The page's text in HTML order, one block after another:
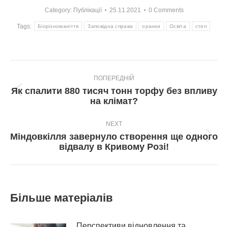
Category: Публікації 25.11.2021 0 Comments
Tags: Біорізноманіття Заповідна справа оранки Освіта степ
navigation
ПОПЕРЕДНІЙ
Попередній
пост:
Як спалити 880 тисяч тонн торфу без впливу
на клімат?
NEXT
Next
post:
Міндовкілля завернуло створення ще одного
відвалу в Кривому Розі!
Більше матеріалів